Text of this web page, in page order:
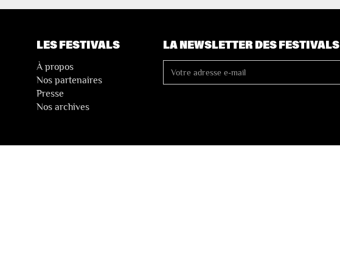
LES FESTIVALS
À propos
Nos partenaires
Presse
Nos archives
LA NEWSLETTER DES FESTIVALS